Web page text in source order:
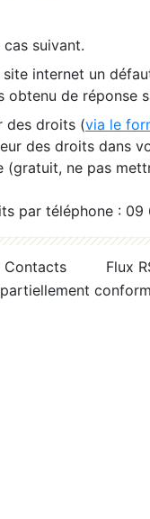
suivant.
internet un
obtenu de réponse
des droits (via le
des droits dans
ne pas
par téléphone :
Contacts
Flux